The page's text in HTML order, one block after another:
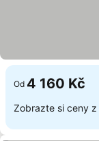
Od 4 160 Kč
Zobrazte si ceny z